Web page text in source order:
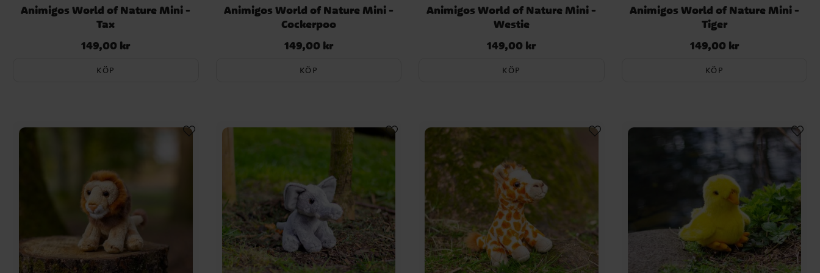
Animigos World of Nature Mini -
Tax
Pris:149,00 kr
149,00 kr
KÖP
Animigos World of Nature Mini -
Cockerpoo
Pris:149,00 kr
149,00 kr
KÖP
Animigos World of Nature Mini -
Westie
Pris:149,00 kr
149,00 kr
KÖP
Animigos World of Nature Mini -
Tiger
Pris:149,00 kr
149,00 kr
KÖP